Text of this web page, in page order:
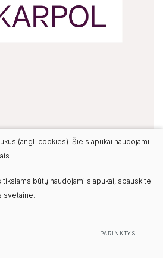
(angl. cookies). Šie slapukai naudojami
būtų naudojami slapukai, spauskite
svetaine.
PARINKTYS